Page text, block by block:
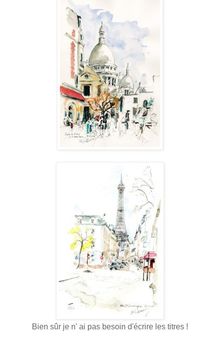
Bien sûr je n' ai pas besoin d'écrire les titres !